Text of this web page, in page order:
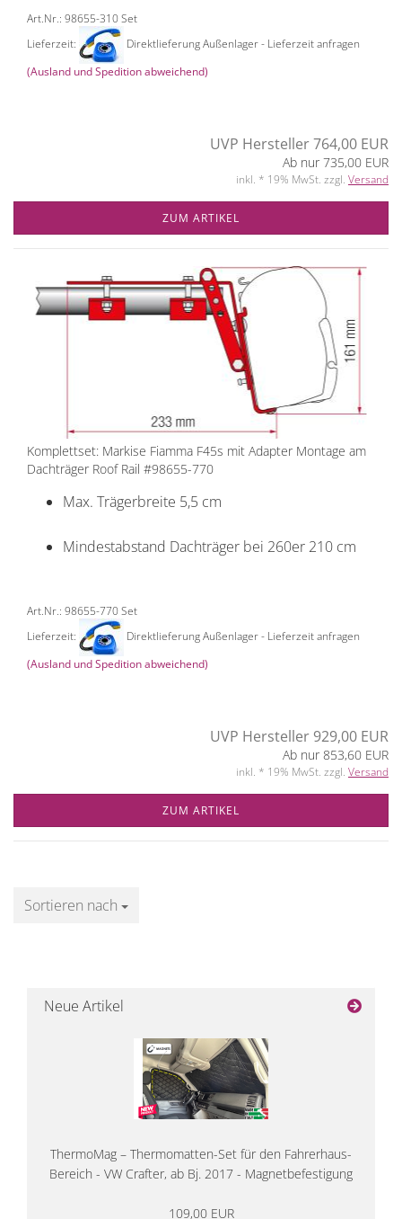
Art.Nr.: 98655-310 Set
Lieferzeit:
Direktlieferung Außenlager - Lieferzeit anfragen
(Ausland und Spedition abweichend)
UVP Hersteller 764,00 EUR
Ab nur 735,00 EUR
inkl. * 19% MwSt. zzgl. Versand
ZUM ARTIKEL
Komplettset: Markise Fiamma F45s mit Adapter Montage am
Dachträger Roof Rail #98655-770
Max. Trägerbreite 5,5 cm
Mindestabstand Dachträger bei 260er 210 cm
Art.Nr.: 98655-770 Set
Lieferzeit:
Direktlieferung Außenlager - Lieferzeit anfragen
(Ausland und Spedition abweichend)
UVP Hersteller 929,00 EUR
Ab nur 853,60 EUR
inkl. * 19% MwSt. zzgl. Versand
ZUM ARTIKEL
Sortieren nach
Sortieren nach
Neue Artikel
ThermoMag – Thermomatten-Set für den Fahrerhaus-
Bereich - VW Crafter, ab Bj. 2017 - Magnetbefestigung
109,00 EUR